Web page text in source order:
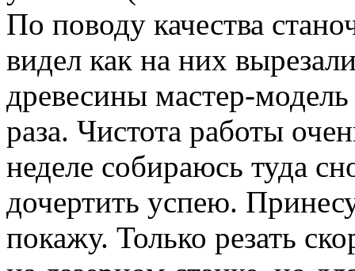
По поводу качества
видел как на них
древесины мастер-
раза. Чистота работы
неделе собираюсь туда
дочертить успею.
покажу. Только резать